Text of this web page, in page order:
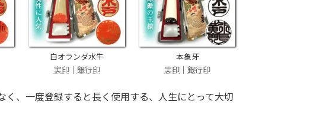
白オランダ水牛
実印｜ 銀行印
本象牙
実印 ｜銀行印
、一度登録すると長く使用する、人生にとって大切